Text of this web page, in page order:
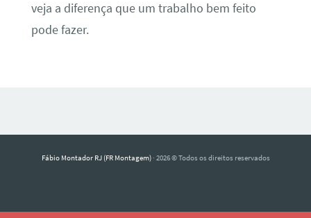
veja a diferença que um trabalho bem feito
pode fazer.
Fábio Montador RJ (FR Montagem)· 2026 © Todos os direitos reservados